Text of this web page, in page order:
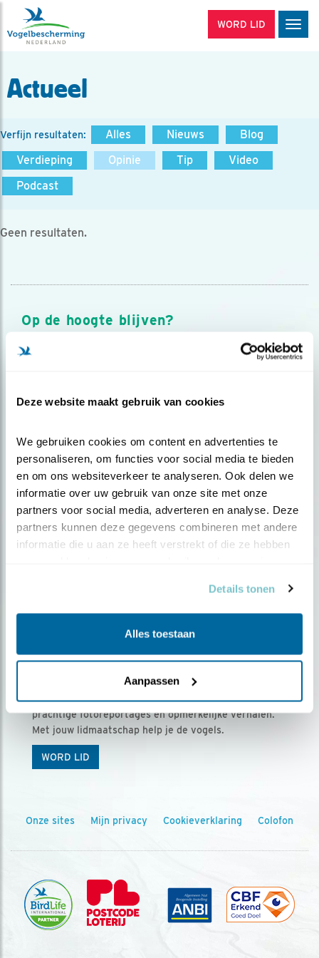
Deze website maakt gebruik van cookies
We gebruiken cookies om content en advertenties te
personaliseren, om functies voor social media te bieden
en om ons websiteverkeer te analyseren. Ook delen we
informatie over uw gebruik van onze site met onze
partners voor social media, adverteren en analyse. Deze
partners kunnen deze gegevens combineren met andere
informatie die u aan ze heeft verstrekt of die ze hebben
Details tonen
Alles toestaan
Aanpassen
WORD LID
Actueel
Verfijn resultaten: Alles Nieuws
Blog
Verdieping
Opinie Tip
Video
Podcast
Geen resultaten.
Op de hoogte blijven?
Meld je aan en ontvang nieuws, inspiratie, acties en tips
over vogels en activiteiten van Vogelbescherming.
Ontvang 5 x Vogels voor € 36,00 per jaar
Vogels is het tijdschrift voor onze leden, met
prachtige fotoreportages en opmerkelijke verhalen.
Met jouw lidmaatschap help je de vogels.
WORD LID
Onze sites Mijn privacy Cookieverklaring Colofon